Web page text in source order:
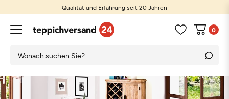
Qualität und Erfahrung seit 20 Jahren
0